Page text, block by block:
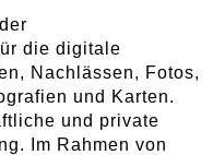
die digitale
Nachlässen, Fotos,
und Karten.
und private
Im Rahmen von